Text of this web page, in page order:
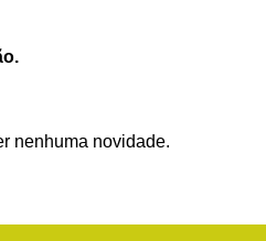
nenhuma novidade.